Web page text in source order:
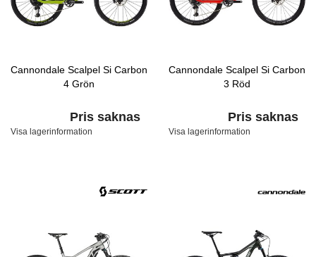
Cannondale Scalpel Si Carbon
4 Grön
Pris saknas
Visa lagerinformation
Cannondale Scalpel Si Carbon
3 Röd
Pris saknas
Visa lagerinformation